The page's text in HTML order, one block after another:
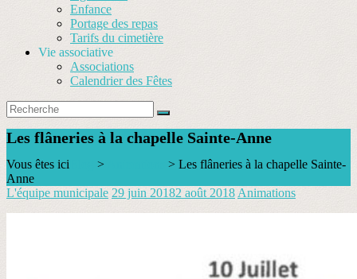
Enfance
Portage des repas
Tarifs du cimetière
Vie associative
Associations
Calendrier des Fêtes
Les flâneries à la chapelle Sainte-Anne
Vous êtes ici > > Les flâneries à la chapelle Sainte-
Anne
L'équipe municipale 29 juin 20182 août 2018 Animations